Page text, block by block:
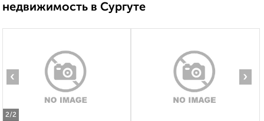
недвижимость в Сургуте
2/2
‹ ›